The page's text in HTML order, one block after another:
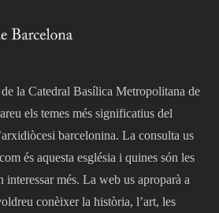
la Catedral Basílica Metropolitana de
els temes més significatius del
barcelonina. La consulta us
és aquesta església i quines són les
interessar més. La web us aproparà a
conèixer la història, l’art, les